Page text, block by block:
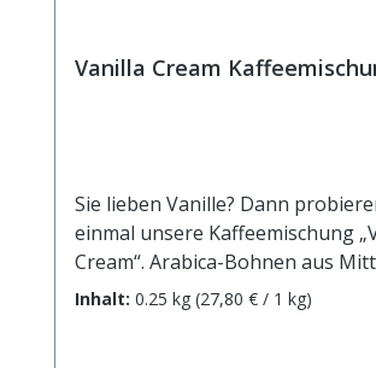
Vanilla Cream
Sie lieben Vanille? Dann
einmal unsere Kaffeemischung
Cream“. Arabica-Bohnen aus
Südamerika geernteten Arabica-
Inhalt: 0.25 kg (27,80 € / 1 kg)